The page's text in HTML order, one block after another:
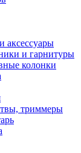
аксессуары
и гарнитуры
колонки
триммеры